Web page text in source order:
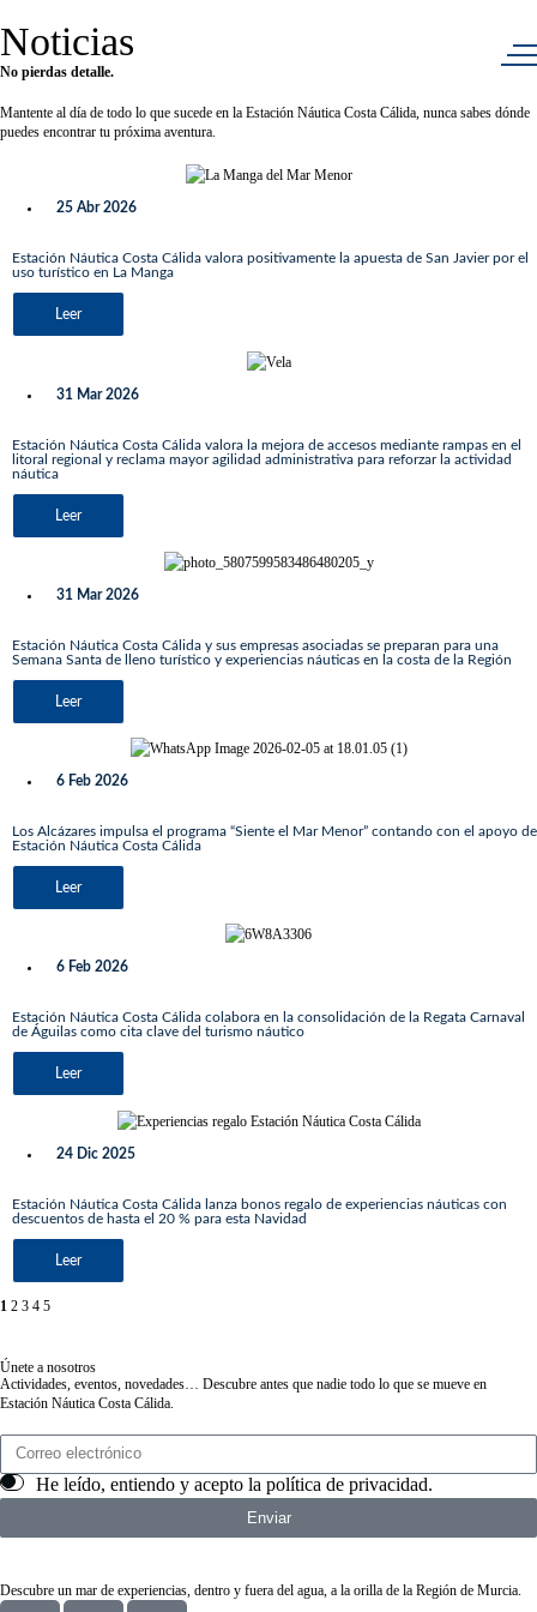
Noticias
No pierdas detalle.
Mantente al día de todo lo que sucede en la Estación Náutica Costa Cálida, nunca sabes dónde
puedes encontrar tu próxima aventura.
25 Abr 2026
Estación Náutica Costa Cálida valora positivamente la apuesta de San Javier por el
uso turístico en La Manga
Leer
31 Mar 2026
Estación Náutica Costa Cálida valora la mejora de accesos mediante rampas en el
litoral regional y reclama mayor agilidad administrativa para reforzar la actividad
náutica
Leer
31 Mar 2026
Estación Náutica Costa Cálida y sus empresas asociadas se preparan para una
Semana Santa de lleno turístico y experiencias náuticas en la costa de la Región
Leer
6 Feb 2026
Los Alcázares impulsa el programa “Siente el Mar Menor” contando con el apoyo de
Estación Náutica Costa Cálida
Leer
6 Feb 2026
Estación Náutica Costa Cálida colabora en la consolidación de la Regata Carnaval
de Águilas como cita clave del turismo náutico
Leer
24 Dic 2025
Estación Náutica Costa Cálida lanza bonos regalo de experiencias náuticas con
descuentos de hasta el 20 % para esta Navidad
Leer
1 2 3 4 5
Únete a nosotros
Actividades, eventos, novedades… Descubre antes que nadie todo lo que se mueve en
Estación Náutica Costa Cálida.
He leído, entiendo y acepto la política de privacidad.
Enviar
Descubre un mar de experiencias, dentro y fuera del agua, a la orilla de la Región de Murcia.